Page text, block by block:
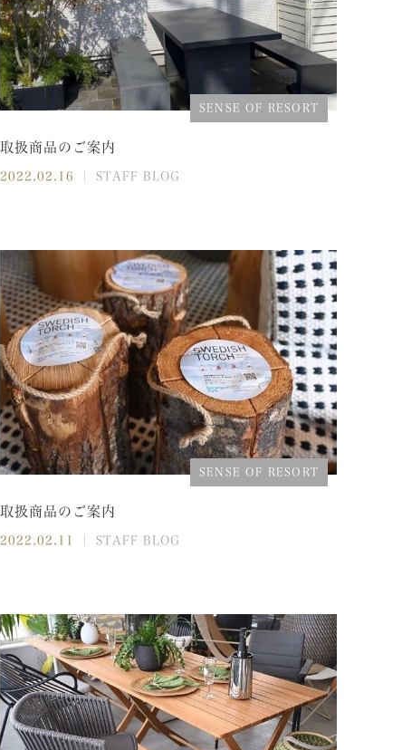
SENSE OF RESORT
取扱商品のご案内
2022.02.16 ｜ STAFF BLOG
SENSE OF RESORT
取扱商品のご案内
2022.02.11 ｜ STAFF BLOG